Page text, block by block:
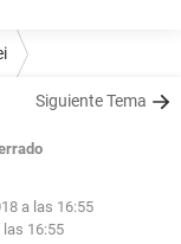
Siguiente Tema
a las 16:55
las 16:55